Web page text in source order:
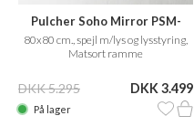
Pulcher Soho Mirror PSM-
8080
80x80 cm., spejl m/lys og lysstyring,
Matsort ramme
DKK 5.295 DKK 3.499
På lager